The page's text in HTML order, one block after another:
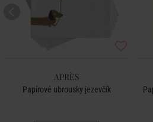
APRÈS
Papírové ubrousky jezevčík